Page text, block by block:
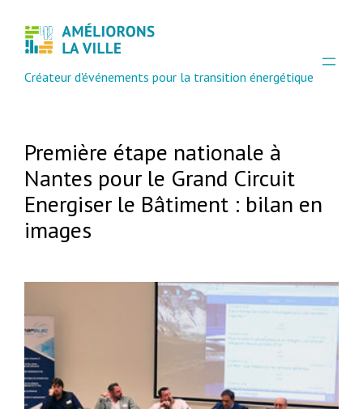
Créateur d'événements pour la transition énergétique
Première étape nationale à
Nantes pour le Grand Circuit
Energiser le Bâtiment : bilan en
images